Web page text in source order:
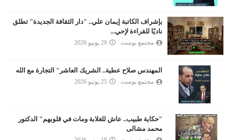
بإشراف الكاتبة إيمان علي.. "دار الثقافة الجديدة" تطلق
ناديًا للقراءة لإحي...
مجتمع بوست 29 يونيو 2026
المهندس صلاح عطية.. الشريك العاشر" التجارة مع الله
مجتمع بوست 25 يونيو 2026
"حكاية طبيب.. عاش للغلابة ومات في قلوبهم" الدكتور
محمد مشالى